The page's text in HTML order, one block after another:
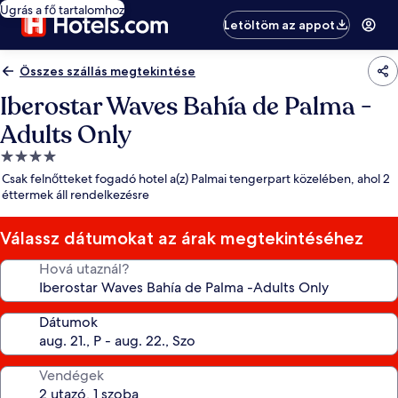
Ugrás a fő tartalomhoz
Letöltöm az appot
Összes szállás megtekintése
Iberostar Waves Bahía de Palma -
Adults Only
4.0
csillagos
szálláshely
Csak felnőtteket fogadó hotel a(z) Palmai tengerpart közelében, ahol 2
éttermek áll rendelkezésre
Válassz dátumokat az árak megtekintéséhez
Hová utaznál?
Dátumok
Vendégek